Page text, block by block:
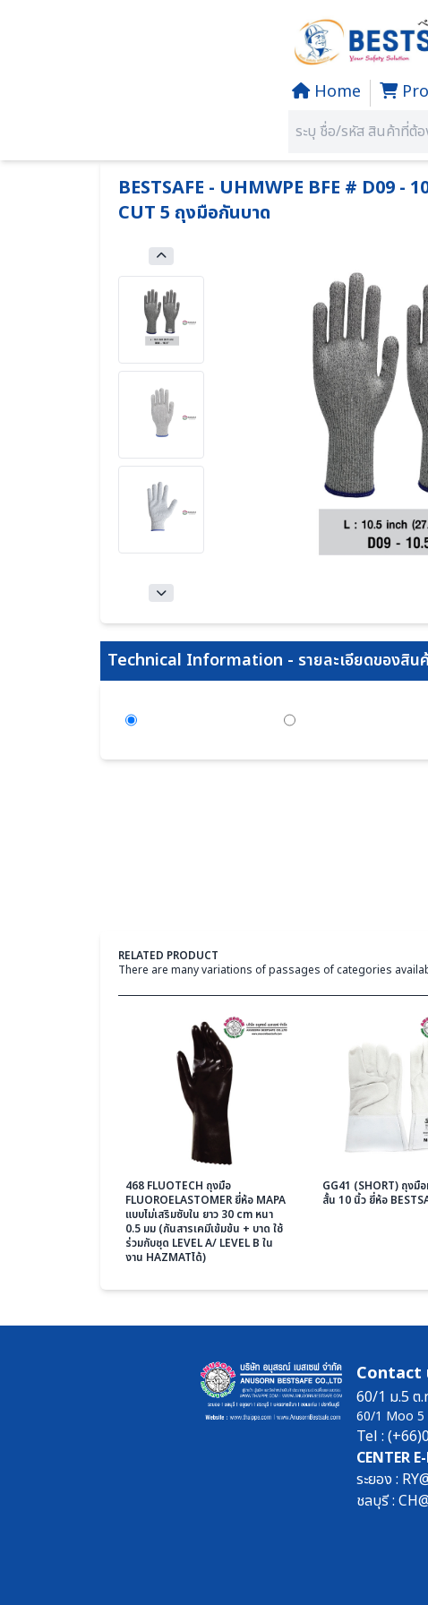
Home
BESTSAFE - UHMWPE BFE # D09
CUT 5 ถุงมือกันบาด
Technical Information - รายละเอียดของสิ
RELATED PRODUCT
There are many variations of passages of categories
468 FLUOTECH ถุงมือ
FLUOROELASTOMER ยี่ห้อ MAPA
แบบไม่เสริมซับใน ยาว 30 cm หนา
0.5 มม (กันสารเคมีเข้มข้น + บาด ใช้
ร่วมกับชุด LEVEL A/ LEVEL B ใน
งาน HAZMATได้)
GG41 (SHORT) ถุงมื
สั้น 10 นิ้ว ยี่ห้อ
Contact
60/1 ม.5 ต.
60/1 Moo 5
Tel :
CENTER
ระยอง :
ชลบุรี :